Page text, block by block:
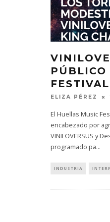
PÚBLICO
ELIZA PÉREZ
El Huellas Music
encabezado por
VINILOVERSUS y
programado pa...
INDUSTRIA